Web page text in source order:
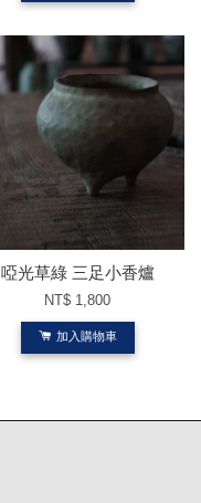
啞光草綠 三足小香爐
NT$ 1,800
加入購物車